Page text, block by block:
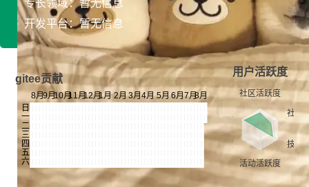
专长领域：暂无信息
开发平台：暂无信息
gitee贡献
用户活跃度